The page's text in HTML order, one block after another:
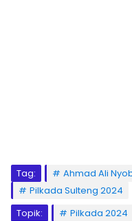
Tag: Ahmad Ali
Pilkada Sulteng 2024
Topik:
Pilkada 2024